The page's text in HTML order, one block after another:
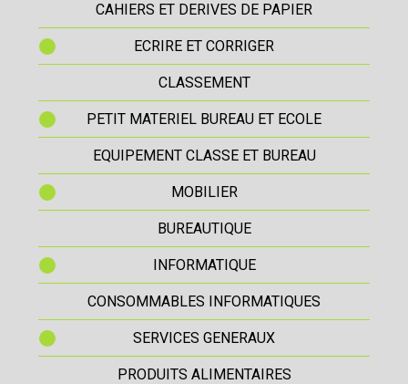
CAHIERS ET DERIVES DE PAPIER
ECRIRE ET CORRIGER
CLASSEMENT
PETIT MATERIEL BUREAU ET ECOLE
EQUIPEMENT CLASSE ET BUREAU
MOBILIER
BUREAUTIQUE
INFORMATIQUE
CONSOMMABLES INFORMATIQUES
SERVICES GENERAUX
PRODUITS ALIMENTAIRES